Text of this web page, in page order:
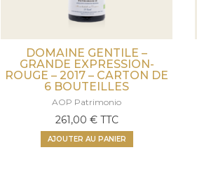
DOMAINE GENTILE –
GRANDE EXPRESSION-
ROUGE – 2017 – CARTON DE
6 BOUTEILLES
AOP Patrimonio
261,00 € TTC
AJOUTER AU PANIER